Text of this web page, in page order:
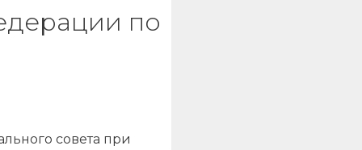
по
совета при